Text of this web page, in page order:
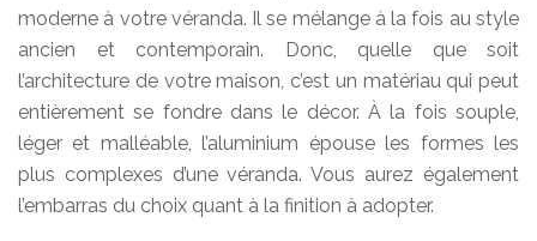
moderne à votre véranda. Il se mélange à la fois au style
ancien et contemporain. Donc, quelle que soit
l’architecture de votre maison, c’est un matériau qui peut
entièrement se fondre dans le décor. À la fois souple,
léger et malléable, l’aluminium épouse les formes les
plus complexes d’une véranda. Vous aurez également
l’embarras du choix quant à la finition à adopter.